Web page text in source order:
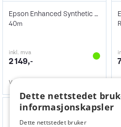
Epson Enhanced Synthetic Paper 24" 84g
40m
inkl. mva
2 149,-
Varenr
Dette nettstedet
informasjonskapsler
Dette nettstedet bruker